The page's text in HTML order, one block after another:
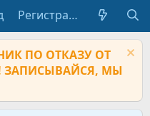
Регистрация
ПО ОТКАЗУ ОТ
ЗАПИСЫВАЙСЯ, МЫ